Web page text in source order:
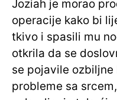
Joziah je morao
operacije kako bi
tkivo i spasili mu
otkrila da se
se pojavile
probleme sa